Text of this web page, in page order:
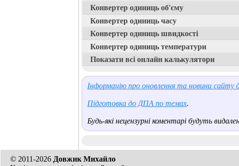
Конвертер одиниць об'єму
Конвертер одиниць часу
Конвертер одиниць швидкості
Конвертер одиниць температури
Показати всі онлайн калькулятори
Інформацію про оновлення та новини сайту
Підготовка до ДПА по темах.
Будь-які нецензурні коментарі будуть
© 2011-2026 Довжик Михайло